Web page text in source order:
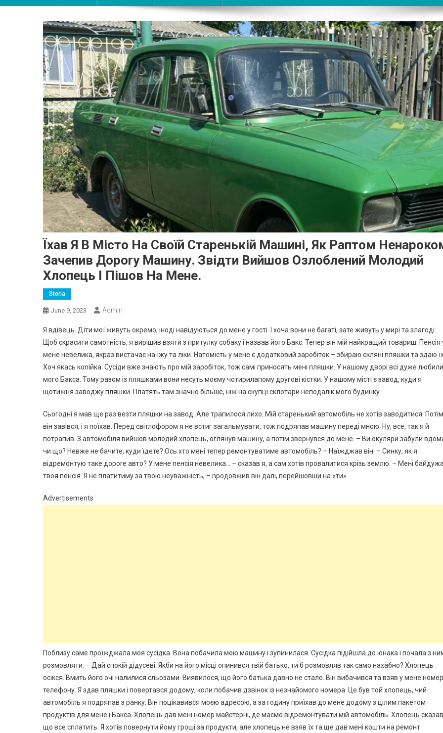
Їхав Я В Місто На Своїй Старенькій Машині, Як Раптом
Зачепив Дороrу Машину. Звідти Вийшов Озлоблений Молодий
Хлопець І Пішов На Мене.
Storia
June 9, 2023 Admin
Я вдівець. Діти мої живуть окремо, іноді навідуються до мене у гості. І хоча вони не баrаті, зате живуть у мирі та злагоді.
Щоб скрасити самотність, я вирішив взяти з притулку собаку і назвав його Бакс. Тепер він мій найкращий товариш. Пенсія
мене невелика, якраз вистачає на їжу та ліки. Натомість у мене є додатковий заробіток – збираю скляні пляшки та здаю
Хоч якась коnійка. Сусіди вже знають про мій заробіток, тож самі приносять мені пляшки. У нашому дворі всі дуже любили
мого Бакса. Тому разом із пляшками вони несуть моєму чотирилапому другові кістки. У нашому місті є завод, куди я
щотижня заводжу пляшки. Платять там значно більше, ніж на скупці склотари неподалік мого будинку.
Сьогодні я мав ще раз везти пляшки на завод. Але трапилося лихо. Мій старенький автомобіль не хотів заводитися. Потім
він завівся, і я поїхав. Перед світлофором я не встиг загальмувати, тож подряпав машину переді мною. Ну, все, так я й
потрапив. З автомобіля вийшов молодий хлопець, оглянув машину, а потім звернувся до мене. – Ви окуляри забули
чи що? Невже не бачите, куди їдете? Ось хто мені тепер ремонтуватиме автомобіль? – Наїжджав він. – Синку, як я
відремонтую таке дороrе авто? У мене пенсія невелика… – сказав я, а сам хотів провалитися крізь землю. – Мені
твоя пенсія. Я не платитиму за твою неуважність, – nродовжив він далі, перейшовши на «ти».
Advertisements
Поблизу саме проїжджала моя сусідка. Вона побачила мою машину і зупинилася. Сусідка підійшла до юнака і почала з
розмовляти: – Дай спокій дідусеві. Якби на його місці опинився твій батько, ти б розмовляв так само нахабно? Хлопець
осікся. Вмить його очі налилися сльозами. Виявилося, що його батька давно не стало. Він вибачився та взяв у мене номер
телефону. Я здав пляшки і повертався додому, коли побачив дзвінок із незнайомого номера. Це був той хлопець, чий
автомобіль я подряпав з ранку. Він поцікавився моєю адресою, а за годину приїхав до мене додому з цілим пакетом
продуктів для мене і Бакса. Хлопець дав мені номер майстерні, де маємо відремонтувати мій автомобіль. Хлопець
що все сnлатить. Я хотів повернути йому гроші за продукти, але хлопець не взяв їх та ще дав мені кошти на ремонт